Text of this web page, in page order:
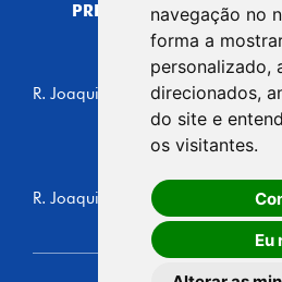
navegação no
forma a
personalizado,
direcionados,
do site e
os visitantes.
Eu
PREFEITURA MUNICIPAL
CNPJ:
CENTRO
R. Joaquim das Neves, 211 - Vila
CEP: 06310-
Telefone: 4164-
GABINETE DO
R. Joaquim das Neves, 205 - Vila
CEP: 06310-